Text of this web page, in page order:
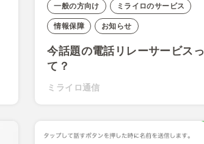
一般の方向け ミライロのサービス
情報保障 お知らせ
今話題の電話リレーサービスっ
て？
ミライロ通信